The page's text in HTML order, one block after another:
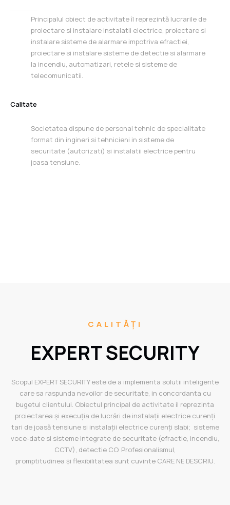
Principalul obiect de activitate îl reprezintă lucrarile de
proiectare si instalare instalatii electrice, proiectare si
instalare sisteme de alarmare impotriva efractiei,
proiectare si instalare sisteme de detectie si alarmare
la incendiu, automatizari, retele si sisteme de
telecomunicatii.
Calitate
Societatea dispune de personal tehnic de specialitate
format din ingineri si tehnicieni in sisteme de
securitate (autorizati) si instalatii electrice pentru
joasa tensiune.
CALITĂȚI
EXPERT SECURITY
Scopul EXPERT SECURITY este de a implementa solutii inteligente
care sa raspunda nevoilor de securitate, in concordanta cu
bugetul clientului. Obiectul principal de activitate il reprezinta
proiectarea și execuția de lucrări de instalații electrice curenți
tari de joasă tensiune si instalații electrice curenți slabi; sisteme
voce-date si sisteme integrate de securitate (efractie, incendiu,
CCTV), detectie CO. Profesionalismul,
promptitudinea și flexibilitatea sunt cuvinteCARE NE DESCRIU.